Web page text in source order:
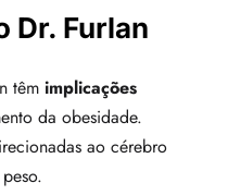
Dr. Furlan
têm implicações
da obesidade.
ao cérebro